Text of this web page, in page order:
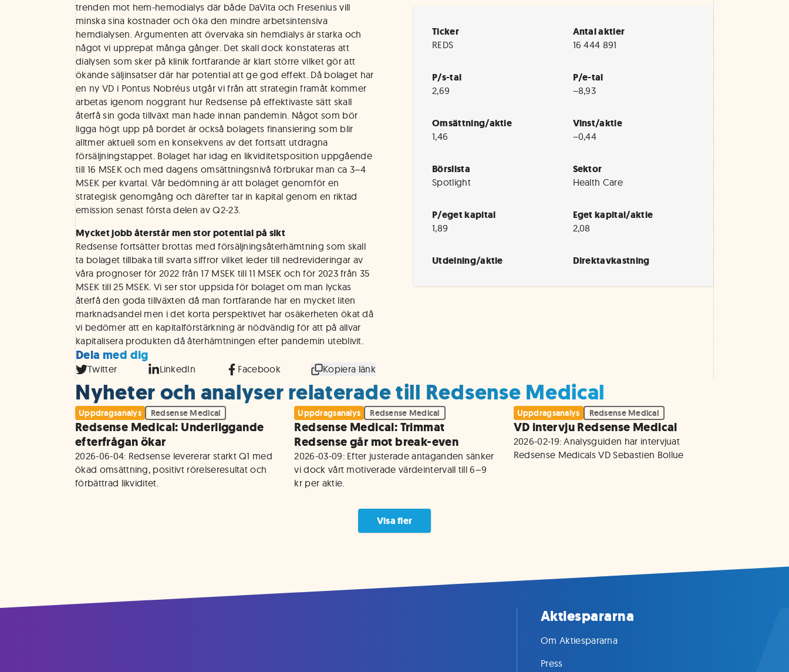
trenden mot hem-hemodialys där både DaVita och Fresenius vill
minska sina kostnader och öka den mindre arbetsintensiva
hemdialysen. Argumenten att övervaka sin hemdialys är starka och
något vi upprepat många gånger. Det skall dock konstateras att
dialysen som sker på klinik fortfarande är klart större vilket gör att
ökande säljinsatser där har potential att ge god effekt. Då bolaget har
en ny VD i Pontus Nobréus utgår vi från att strategin framåt kommer
arbetas igenom noggrant hur Redsense på effektivaste sätt skall
återfå sin goda tillväxt man hade innan pandemin. Något som bör
ligga högt upp på bordet är också bolagets finansiering som blir
alltmer aktuell som en konsekvens av det fortsatt utdragna
försäljningstappet. Bolaget har idag en likviditetsposition uppgående
till 16 MSEK och med dagens omsättningsnivå förbrukar man ca 3–4
MSEK per kvartal. Vår bedömning är att bolaget genomför en
strategisk genomgång och därefter tar in kapital genom en riktad
emission senast första delen av Q2-23.
Mycket jobb återstår men stor potential på sikt
Redsense fortsätter brottas med försäljningsåterhämtning som skall
ta bolaget tillbaka till svarta siffror vilket leder till nedrevideringar av
våra prognoser för 2022 från 17 MSEK till 11 MSEK och för 2023 från 35
MSEK till 25 MSEK. Vi ser stor uppsida för bolaget om man lyckas
återfå den goda tillväxten då man fortfarande har en mycket liten
marknadsandel men i det korta perspektivet har osäkerheten ökat då
vi bedömer att en kapitalförstärkning är nödvändig för att på allvar
kapitalisera produkten då återhämtningen efter pandemin uteblivit.
Dela med dig
Twitter LinkedIn Facebook Kopiera länk
Ticker
REDS
Antal aktier
16 444 891
P/s-tal
2,69
P/e-tal
−8,93
Omsättning/aktie
1,46
Vinst/aktie
−0,44
Börslista
Spotlight
Sektor
Health Care
P/eget kapital
1,89
Eget kapital/aktie
2,08
Utdelning/aktie Direktavkastning
Nyheter och analyser relaterade till Redsense Medical
Uppdragsanalys Redsense Medical
Redsense Medical: Underliggande
efterfrågan ökar
2026-06-04: Redsense levererar starkt Q1 med
ökad omsättning, positivt rörelseresultat och
förbättrad likviditet.
Uppdragsanalys Redsense Medical
Redsense Medical: Trimmat
Redsense går mot break-even
2026-03-09: Efter justerade antaganden sänker
vi dock vårt motiverade värdeintervall till 6–9
kr per aktie.
Uppdragsanalys Redsense Medical
VD intervju Redsense Medical
2026-02-19: Analysguiden har intervjuat
Redsense Medicals VD Sebastien Bollue
Visa fler
Aktiespararna
Om Aktiespararna
Press